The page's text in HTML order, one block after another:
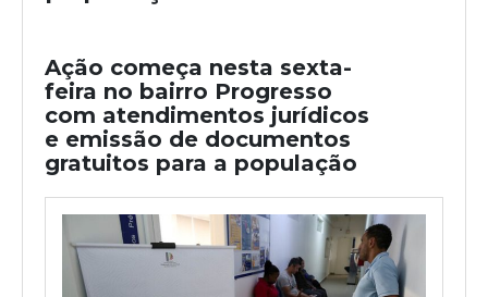
Ação começa nesta sexta-
feira no bairro Progresso
com atendimentos jurídicos
e emissão de documentos
gratuitos para a população